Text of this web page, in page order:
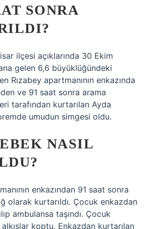
SONRA
ilçesi açıklarında 30 Ekim
gelen 6,6 büyüklüğündeki
Rızabey apartmanının enkazında
ve 91 saat sonra arama
tarafından kurtarılan Ayda
umudun simgesi oldu.
NASIL
enkazından 91 saat sonra
olarak kurtarıldı. Çocuk enkazdan
ambulansa taşındı. Çocuk
alkışlar koptu. Enkazdan kurtarılan